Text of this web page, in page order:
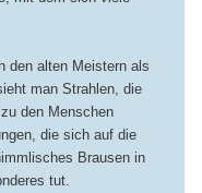
den alten Meistern als
man Strahlen, die
den Menschen
die sich auf die
Brausen in
tut.